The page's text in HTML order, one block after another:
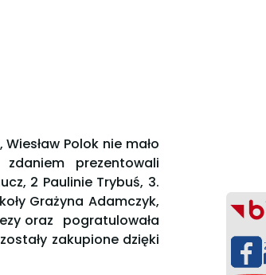
Polok nie mało
prezentowali
2 Paulinie Trybuś, 3.
Grażyna Adamczyk,
oraz pogratulowała
zakupione dzięki